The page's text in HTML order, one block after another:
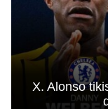
X. Alonso